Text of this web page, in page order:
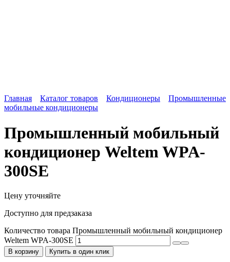
Главная Каталог товаров Кондиционеры
Промышленные
мобильные кондиционеры
Промышленный мобильный
кондиционер Weltem WPA-
300SE
Цену уточняйте
Доступно для предзаказа
Количество товара Промышленный мобильный кондиционер
Weltem WPA-300SE
В корзину Купить в один клик